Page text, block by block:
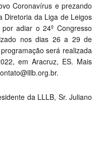
Coronavírus e prezando
Diretoria da Liga de Leigos
adiar o 24º Congresso
nos dias 26 a 29 de
será realizada
em Aracruz, ES. Mais
.
da LLLB, Sr. Juliano